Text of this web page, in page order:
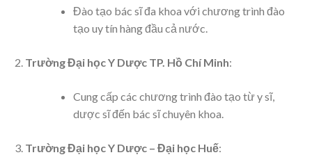
Đào tạo bác sĩ đa khoa với chương trình đào
tạo uy tín hàng đầu cả nước.
Trường Đại học Y Dược TP. Hồ Chí Minh:
Cung cấp các chương trình đào tạo từ y sĩ,
dược sĩ đến bác sĩ chuyên khoa.
Trường Đại học Y Dược – Đại học Huế: